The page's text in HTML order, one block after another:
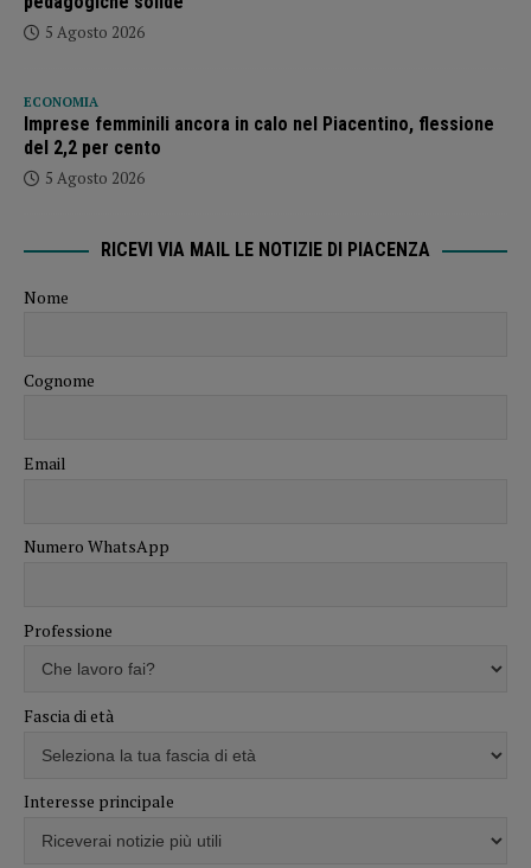
5 Agosto 2026
ECONOMIA
Imprese femminili ancora in calo nel Piacentino, flessione
del 2,2 per cento
5 Agosto 2026
RICEVI VIA MAIL LE NOTIZIE DI PIACENZA
Nome
Cognome
Email
Numero WhatsApp
Professione
Fascia di età
Interesse principale